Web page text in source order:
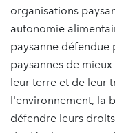
organisations
autonomie
paysanne défendue
paysannes de
leur terre et de leur
l'environnement, la
défendre leurs